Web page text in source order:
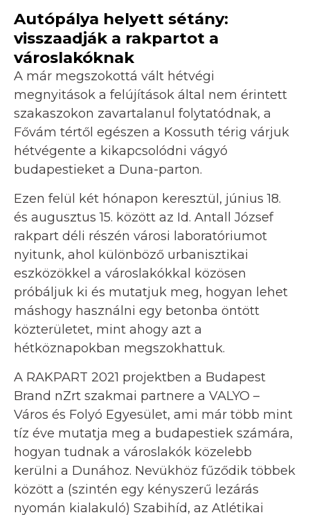
Autópálya helyett sétány:
visszaadják a rakpartot a
városlakóknak
A már megszokottá vált hétvégi
megnyitások a felújítások által nem érintett
szakaszokon zavartalanul folytatódnak, a
Fővám tértől egészen a Kossuth térig várjuk
hétvégente a kikapcsolódni vágyó
budapestieket a Duna-parton.
Ezen felül két hónapon keresztül, június 18.
és augusztus 15. között az Id. Antall József
rakpart déli részén városi laboratóriumot
nyitunk, ahol különböző urbanisztikai
eszközökkel a városlakókkal közösen
próbáljuk ki és mutatjuk meg, hogyan lehet
máshogy használni egy betonba öntött
közterületet, mint ahogy azt a
hétköznapokban megszokhattuk.
A RAKPART 2021 projektben a Budapest
Brand nZrt szakmai partnere a VALYO –
Város és Folyó Egyesület, ami már több mint
tíz éve mutatja meg a budapestiek számára,
hogyan tudnak a városlakók közelebb
kerülni a Dunához. Nevükhöz fűződik többek
között a (szintén egy kényszerű lezárás
nyomán kialakuló) Szabihíd, az Atlétikai